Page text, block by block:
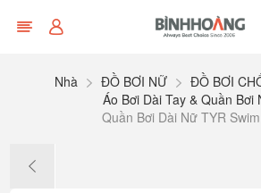
Nhà ĐỒ BƠI NỮ
ĐỒ BƠI
Áo Bơi Dài Tay & Quần Bơi
Quần Bơi Dài Nữ TYR